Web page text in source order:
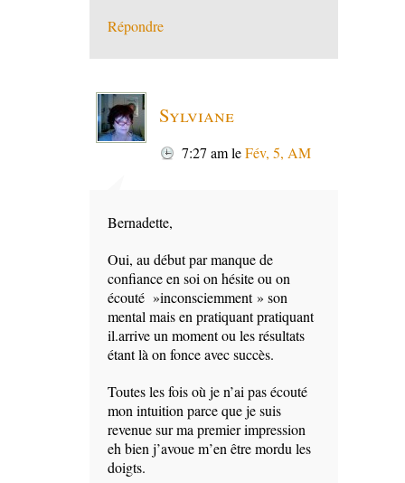
Répondre
Sylviane
7:27 amleFév, 5, AM
Bernadette,
Oui, au début par manque de
confiance en soi on hésite ou on
écouté »inconsciemment » son
mental mais en pratiquant pratiquant
il.arrive un moment ou les résultats
étant là on fonce avec succès.
Toutes les fois où je n’ai pas écouté
mon intuition parce que je suis
revenue sur ma premier impression
eh bien j’avoue m’en être mordu les
doigts.